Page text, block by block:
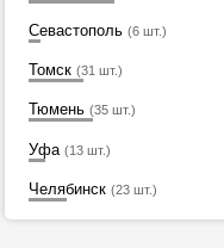
Севастополь (6 шт.)
Томск (31 шт.)
Тюмень (35 шт.)
Уфа (13 шт.)
Челябинск (23 шт.)